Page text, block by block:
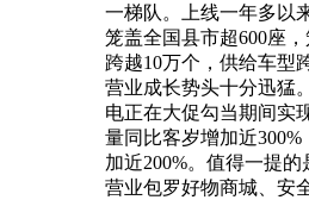
一梯队。上线一年多以
笼盖全国县市超600座
跨越10万个，供给车型
营业成长势头十分迅猛
电正在大促勾当期间实
量同比客岁增加近
加近200%。值得一提
营业包罗好物商城、安